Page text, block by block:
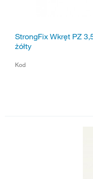
StrongFix Wkręt PZ
żółty
Kod